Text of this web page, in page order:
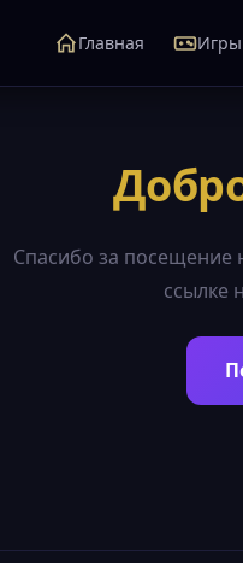
Главная Игры
Спасибо за посещение
ссылке